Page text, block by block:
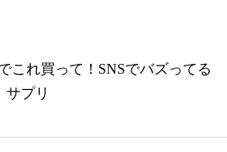
でこれ買って！SNSでバズってる
サプリ